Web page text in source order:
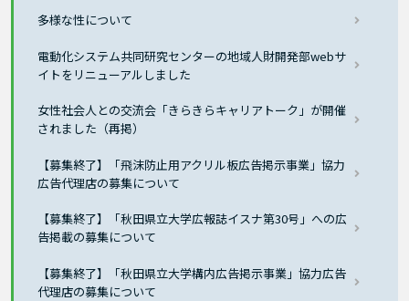
多様な性について
電動化システム共同研究センターの地域人財開発部webサ
イトをリニューアルしました
女性社会人との交流会「きらきらキャリアトーク」が開催
されました（再掲）
【募集終了】「飛沫防止用アクリル板広告掲示事業」協力
広告代理店の募集について
【募集終了】「秋田県立大学広報誌イスナ第30号」への広
告掲載の募集について
【募集終了】「秋田県立大学構内広告掲示事業」協力広告
代理店の募集について